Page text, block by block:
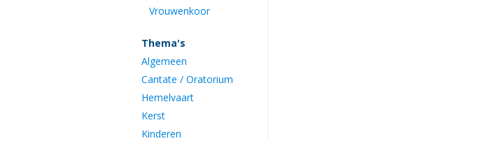
Vrouwenkoor
Thema's
Algemeen
Cantate / Oratorium
Hemelvaart
Kerst
Kinderen